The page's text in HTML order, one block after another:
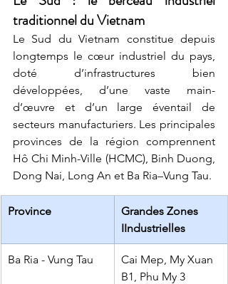
traditionnel du Vietnam
Le Sud du Vietnam constitue depuis
longtemps le cœur industriel du pays,
doté d’infrastructures bien
développées, d’une vaste main-
d’œuvre et d’un large éventail de
secteurs manufacturiers. Les principales
provinces de la région comprennent
Hô Chi Minh-Ville (HCMC), Binh Duong,
Dong Nai, Long An et Ba Ria–Vung Tau.
Province
Grandes Zones
IIndustrielles
Ba Ria - Vung Tau
Cai Mep, My Xuan
B1, Phu My 3